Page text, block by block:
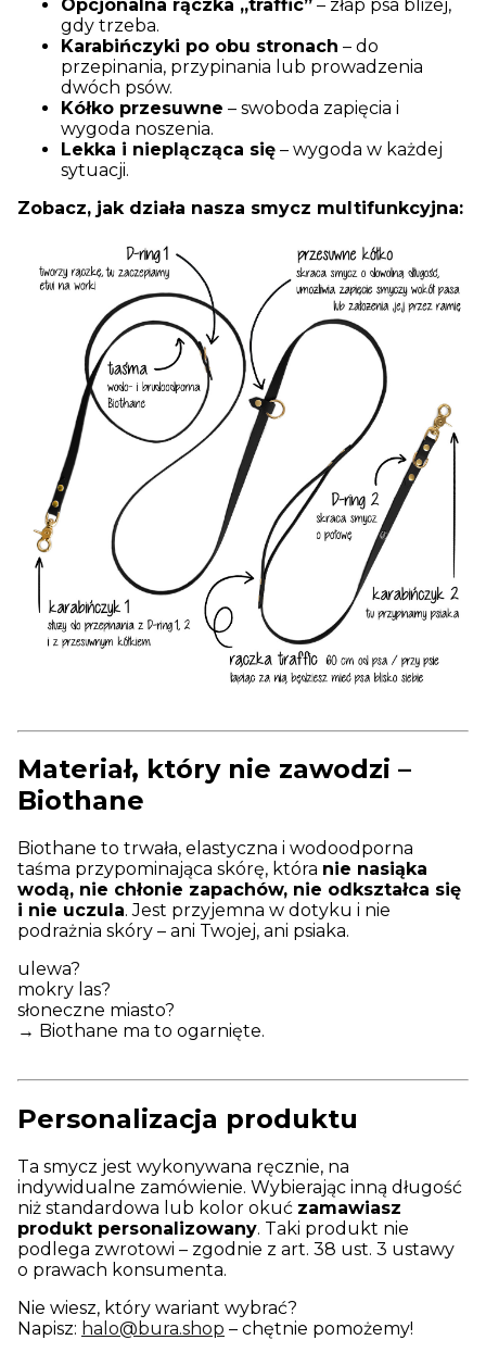
Opcjonalna rączka „traffic” – złap psa bliżej,
gdy trzeba.
Karabińczyki po obu stronach – do
przepinania, przypinania lub prowadzenia
dwóch psów.
Kółko przesuwne – swoboda zapięcia i
wygoda noszenia.
Lekka i nieplącząca się – wygoda w każdej
sytuacji.
Zobacz, jak działa nasza smycz multifunkcyjna:
Materiał, który nie zawodzi –
Biothane
Biothane to trwała, elastyczna i wodoodporna
taśma przypominająca skórę, która nie nasiąka
wodą, nie chłonie zapachów, nie odkształca się
i nie uczula. Jest przyjemna w dotyku i nie
podrażnia skóry – ani Twojej, ani psiaka.
ulewa?
mokry las?
słoneczne miasto?
→ Biothane ma to ogarnięte.
Personalizacja produktu
Ta smycz jest wykonywana ręcznie, na
indywidualne zamówienie. Wybierając inną długość
niż standardowa lub kolor okuć zamawiasz
produkt personalizowany. Taki produkt nie
podlega zwrotowi – zgodnie z art. 38 ust. 3 ustawy
o prawach konsumenta.
Nie wiesz, który wariant wybrać?
Napisz: halo@bura.shop – chętnie pomożemy!